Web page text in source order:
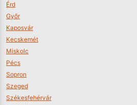
Érd
Győr
Kaposvár
Kecskemét
Miskolc
Pécs
Sopron
Szeged
Székesfehérvár